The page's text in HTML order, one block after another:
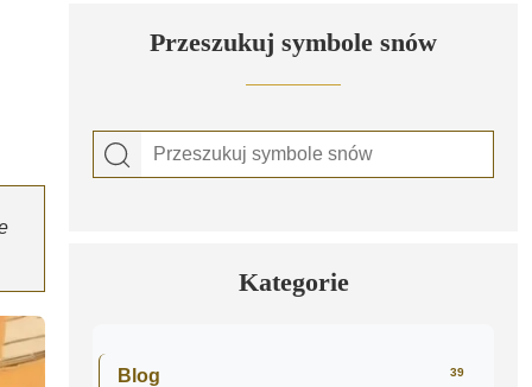
Przeszukuj symbole snów
Kategorie
Blog 39